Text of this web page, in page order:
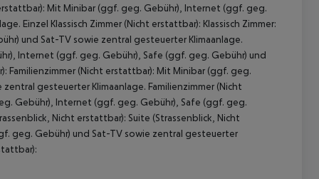
Mit Minibar (ggf. geg. Gebühr), Internet (ggf. geg.
Einzel Klassisch Zimmer (Nicht erstattbar): Klassisch Zimmer:
und Sat-TV sowie zentral gesteuerter Klimaanlage.
Internet (ggf. geg. Gebühr), Safe (ggf. geg. Gebühr) und
Familienzimmer (Nicht erstattbar): Mit Minibar (ggf. geg.
gesteuerter Klimaanlage. Familienzimmer (Nicht
Gebühr), Internet (ggf. geg. Gebühr), Safe (ggf. geg.
Nicht erstattbar): Suite (Strassenblick, Nicht
geg. Gebühr) und Sat-TV sowie zentral gesteuerter